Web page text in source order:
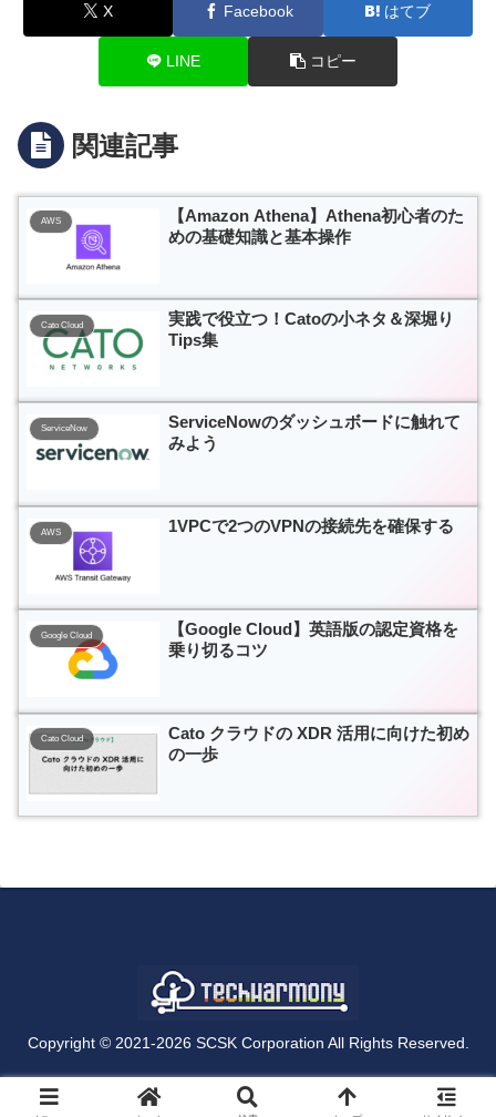
X Facebook はてブ
LINE コピー
関連記事
AWS
【Amazon Athena】Athena初心者のた
めの基礎知識と基本操作
Cato Cloud
実践で役立つ！Catoの小ネタ＆深堀り
Tips集
ServiceNow
ServiceNowのダッシュボードに触れて
みよう
AWS 1VPCで2つのVPNの接続先を確保する
Google Cloud
【Google Cloud】英語版の認定資格を
乗り切るコツ
Cato Cloud
Cato クラウドの XDR 活用に向けた初め
の一歩
Copyright © 2021-2026 SCSK Corporation All Rights Reserved.